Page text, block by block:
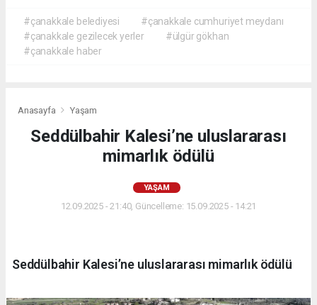
#çanakkale belediyesi
#çanakkale cumhuriyet meydanı
#çanakkale gezilecek yerler
#ülgür gökhan
#çanakkale haber
Anasayfa Yaşam
Seddülbahir Kalesi’ne uluslararası
mimarlık ödülü
YAŞAM
12.09.2025 - 21:40, Güncelleme: 15.09.2025 - 14:21
Seddülbahir Kalesi’ne uluslararası mimarlık ödülü